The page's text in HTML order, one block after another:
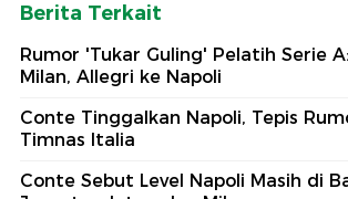
Berita Terkait
Rumor 'Tukar Guling' Pelatih Serie
Milan, Allegri ke Napoli
Conte Tinggalkan Napoli, Tepis
Timnas Italia
Conte Sebut Level Napoli Masih di